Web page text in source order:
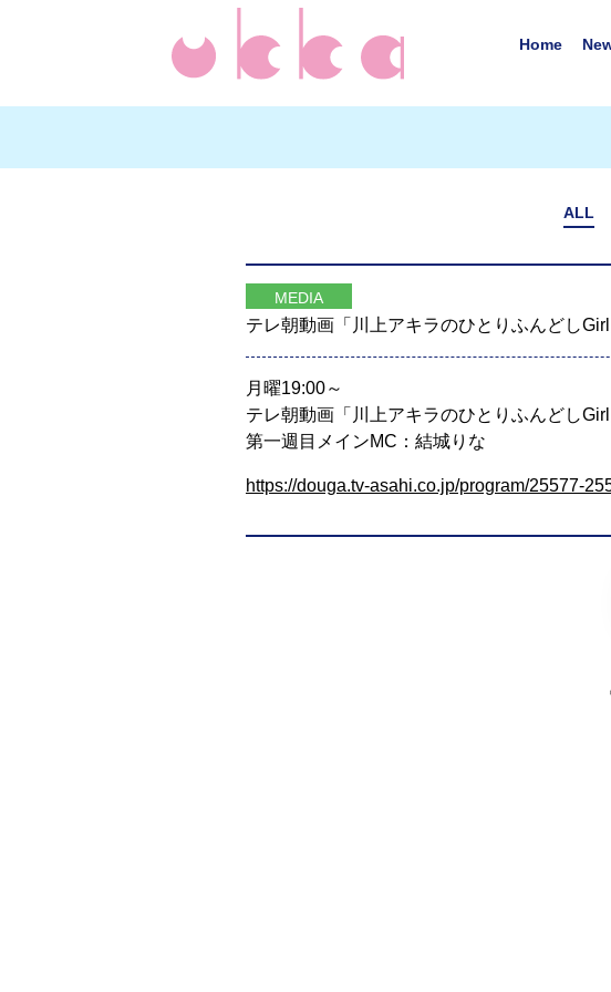
Home
ALL
MEDIA
テレ朝動画「川上アキラのひとりふんどし
月曜19:00～
テレ朝動画「川上アキラのひとりふんどしGirl
第一週目メインMC：結城りな
https://douga.tv-asahi.co.jp/program/25577-